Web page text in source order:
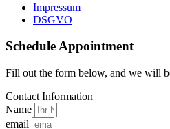
Impressum
DSGVO
Schedule Appointment
Fill out the form below, and we will
Contact Information
Name
email